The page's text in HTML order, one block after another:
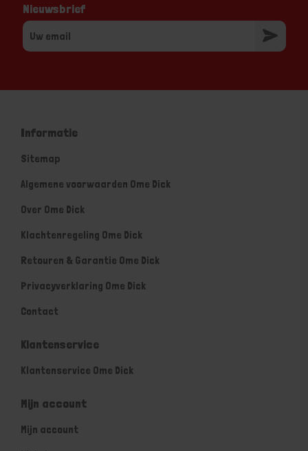
Nieuwsbrief
Informatie
Sitemap
Algemene voorwaarden Ome Dick
Over Ome Dick
Klachtenregeling Ome Dick
Retouren & Garantie Ome Dick
Privacyverklaring Ome Dick
Contact
Klantenservice
Klantenservice Ome Dick
Mijn account
Mijn account